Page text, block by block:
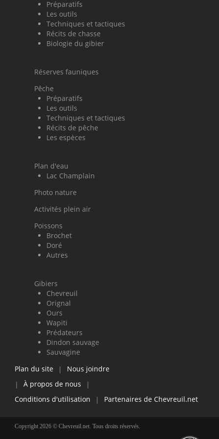
Préparatifs
Les outils
Techniques et tactiques
Récits de chasse
Biologie du gibier
Réserves fauniques
Pêche
Préparatifs
Les outils
Techniques et tactiques
Récits de pêche
Les espèces
Plan d'eau
Lac Champlain
Photo nature
Activités plein air
Poissons
Brochet
Doré
Autres
Gibiers
Chevreuil
Orignal
Ours
Wapiti
Prédateurs
Dindon sauvage
Sauvagine
Plan du site
|
Nous joindre
|
À propos de nous
|
Conditions d'utilisation
| Partenaires de Chevreuil.net
Copyright 2026 © Chevreuil.net. Tous droits réservés.